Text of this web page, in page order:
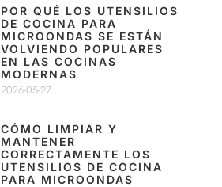
POR QUÉ LOS UTENSILIOS
DE COCINA PARA
MICROONDAS SE ESTÁN
VOLVIENDO POPULARES
EN LAS COCINAS
MODERNAS
2026-05-27
CÓMO LIMPIAR Y
MANTENER
CORRECTAMENTE LOS
UTENSILIOS DE COCINA
PARA MICROONDAS